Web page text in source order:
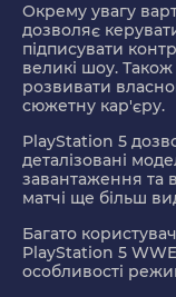
Окрему увагу
дозволяє
підписувати
великі шоу.
розвивати
сюжетну кар'єру.
PlayStation 5
деталізовані
завантаження та
матчі ще більш
Багато
PlayStation 5
особливості